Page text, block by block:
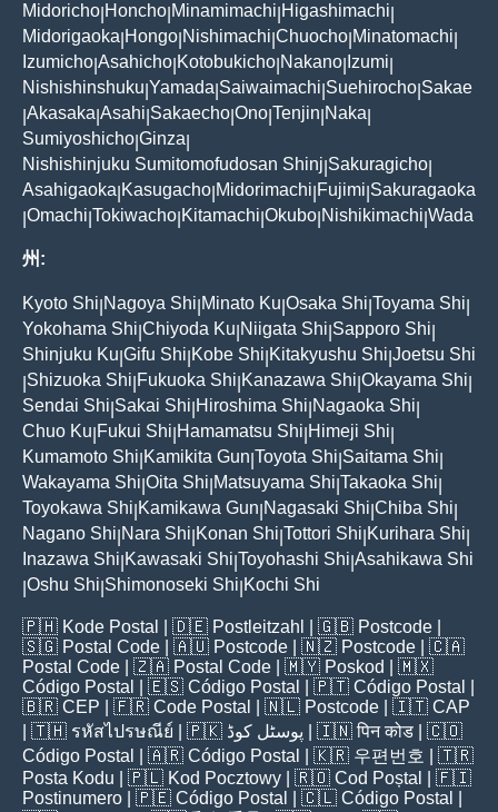
Midoricho Honcho Minamimachi Higashimachi
Midorigaoka Hongo Nishimachi Chuocho Minatomachi
Izumicho Asahicho Kotobukicho Nakano Izumi
Nishishinshuku Yamada Saiwaimachi Suehirocho Sakae
Akasaka Asahi Sakaecho Ono Tenjin Naka
Sumiyoshicho Ginza
Nishishinjuku Sumitomofudosan Shinj Sakuragicho
Asahigaoka Kasugacho Midorimachi Fujimi Sakuragaoka
Omachi Tokiwacho Kitamachi Okubo Nishikimachi Wada
州:
Kyoto Shi Nagoya Shi Minato Ku Osaka Shi Toyama Shi
Yokohama Shi Chiyoda Ku Niigata Shi Sapporo Shi
Shinjuku Ku Gifu Shi Kobe Shi Kitakyushu Shi Joetsu Shi
Shizuoka Shi Fukuoka Shi Kanazawa Shi Okayama Shi
Sendai Shi Sakai Shi Hiroshima Shi Nagaoka Shi
Chuo Ku Fukui Shi Hamamatsu Shi Himeji Shi
Kumamoto Shi Kamikita Gun Toyota Shi Saitama Shi
Wakayama Shi Oita Shi Matsuyama Shi Takaoka Shi
Toyokawa Shi Kamikawa Gun Nagasaki Shi Chiba Shi
Nagano Shi Nara Shi Konan Shi Tottori Shi Kurihara Shi
Inazawa Shi Kawasaki Shi Toyohashi Shi Asahikawa Shi
Oshu Shi Shimonoseki Shi Kochi Shi
🇵🇭 Kode Postal | 🇩🇪 Postleitzahl | 🇬🇧 Postcode
🇸🇬 Postal Code | 🇦🇺 Postcode | 🇳🇿 Postcode | 🇨🇦
Postal Code | 🇿🇦 Postal Code | 🇲🇾 Poskod
| 🇲🇽
Código Postal
| 🇪🇸 Código Postal | 🇵🇹 Código Postal
🇧🇷 CEP | 🇫🇷 Code Postal | 🇳🇱 Postcode | 🇮🇹 CAP
| 🇹🇭 รหัสไปรษณีย์ | 🇵🇰 پوسٹل کوڈ | 🇮🇳पिन कोड | 🇨🇴
Código Postal
| 🇦🇷 Código Postal | 🇰🇷 우편번호
| 🇹🇷
Posta Kodu | 🇵🇱 Kod Pocztowy | 🇷🇴 Cod Poștal
| 🇫🇮
Postinumero | 🇵🇪 Código Postal | 🇨🇱 Código Postal